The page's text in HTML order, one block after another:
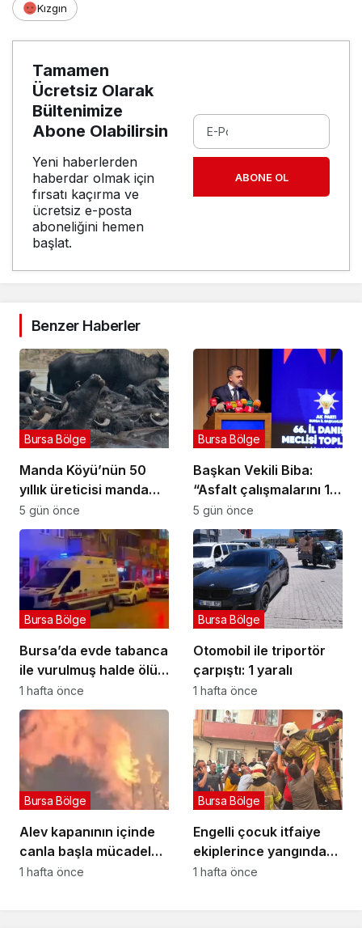
Kızgın
Tamamen
Ücretsiz Olarak
Bültenimize
Abone Olabilirsin
Yeni haberlerden
haberdar olmak için
fırsatı kaçırma ve
ücretsiz e-posta
aboneliğini hemen
başlat.
ABONE OL
Benzer Haberler
Manda Köyü’nün 50
yıllık üreticisi manda
sucuğu ve yoğurduyla
fark oluşturdu
Bursa Bölge
5 gün önce
Başkan Vekili Biba:
“Asfalt çalışmalarını 12
kat artırdık”
Bursa Bölge
5 gün önce
Bursa’da evde tabanca
ile vurulmuş halde ölü
bulundu
Bursa Bölge
1 hafta önce
Otomobil ile triportör
çarpıştı: 1 yaralı
Bursa Bölge
1 hafta önce
Alev kapanının içinde
canla başla mücadele
ettiler:
Bursa Bölge
1 hafta önce
Engelli çocuk itfaiye
ekiplerince yangından
kurtarıldı
Bursa Bölge
1 hafta önce